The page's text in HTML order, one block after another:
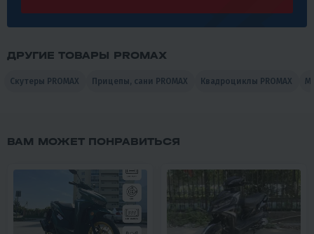
ДРУГИЕ ТОВАРЫ PROMAX
Скутеры PROMAX Прицепы, сани PROMAX Квадроциклы PROMAX
ВАМ МОЖЕТ ПОНРАВИТЬСЯ